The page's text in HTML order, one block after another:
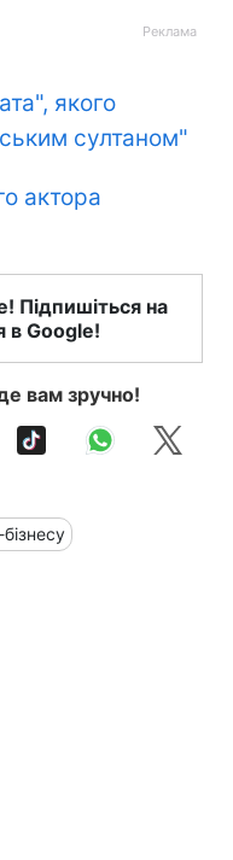
якого
султаном"
актора
Підпишіться на
в Google!
вам зручно!